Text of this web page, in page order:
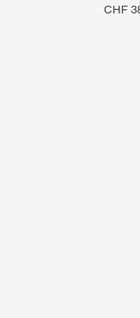
Preis
CHF